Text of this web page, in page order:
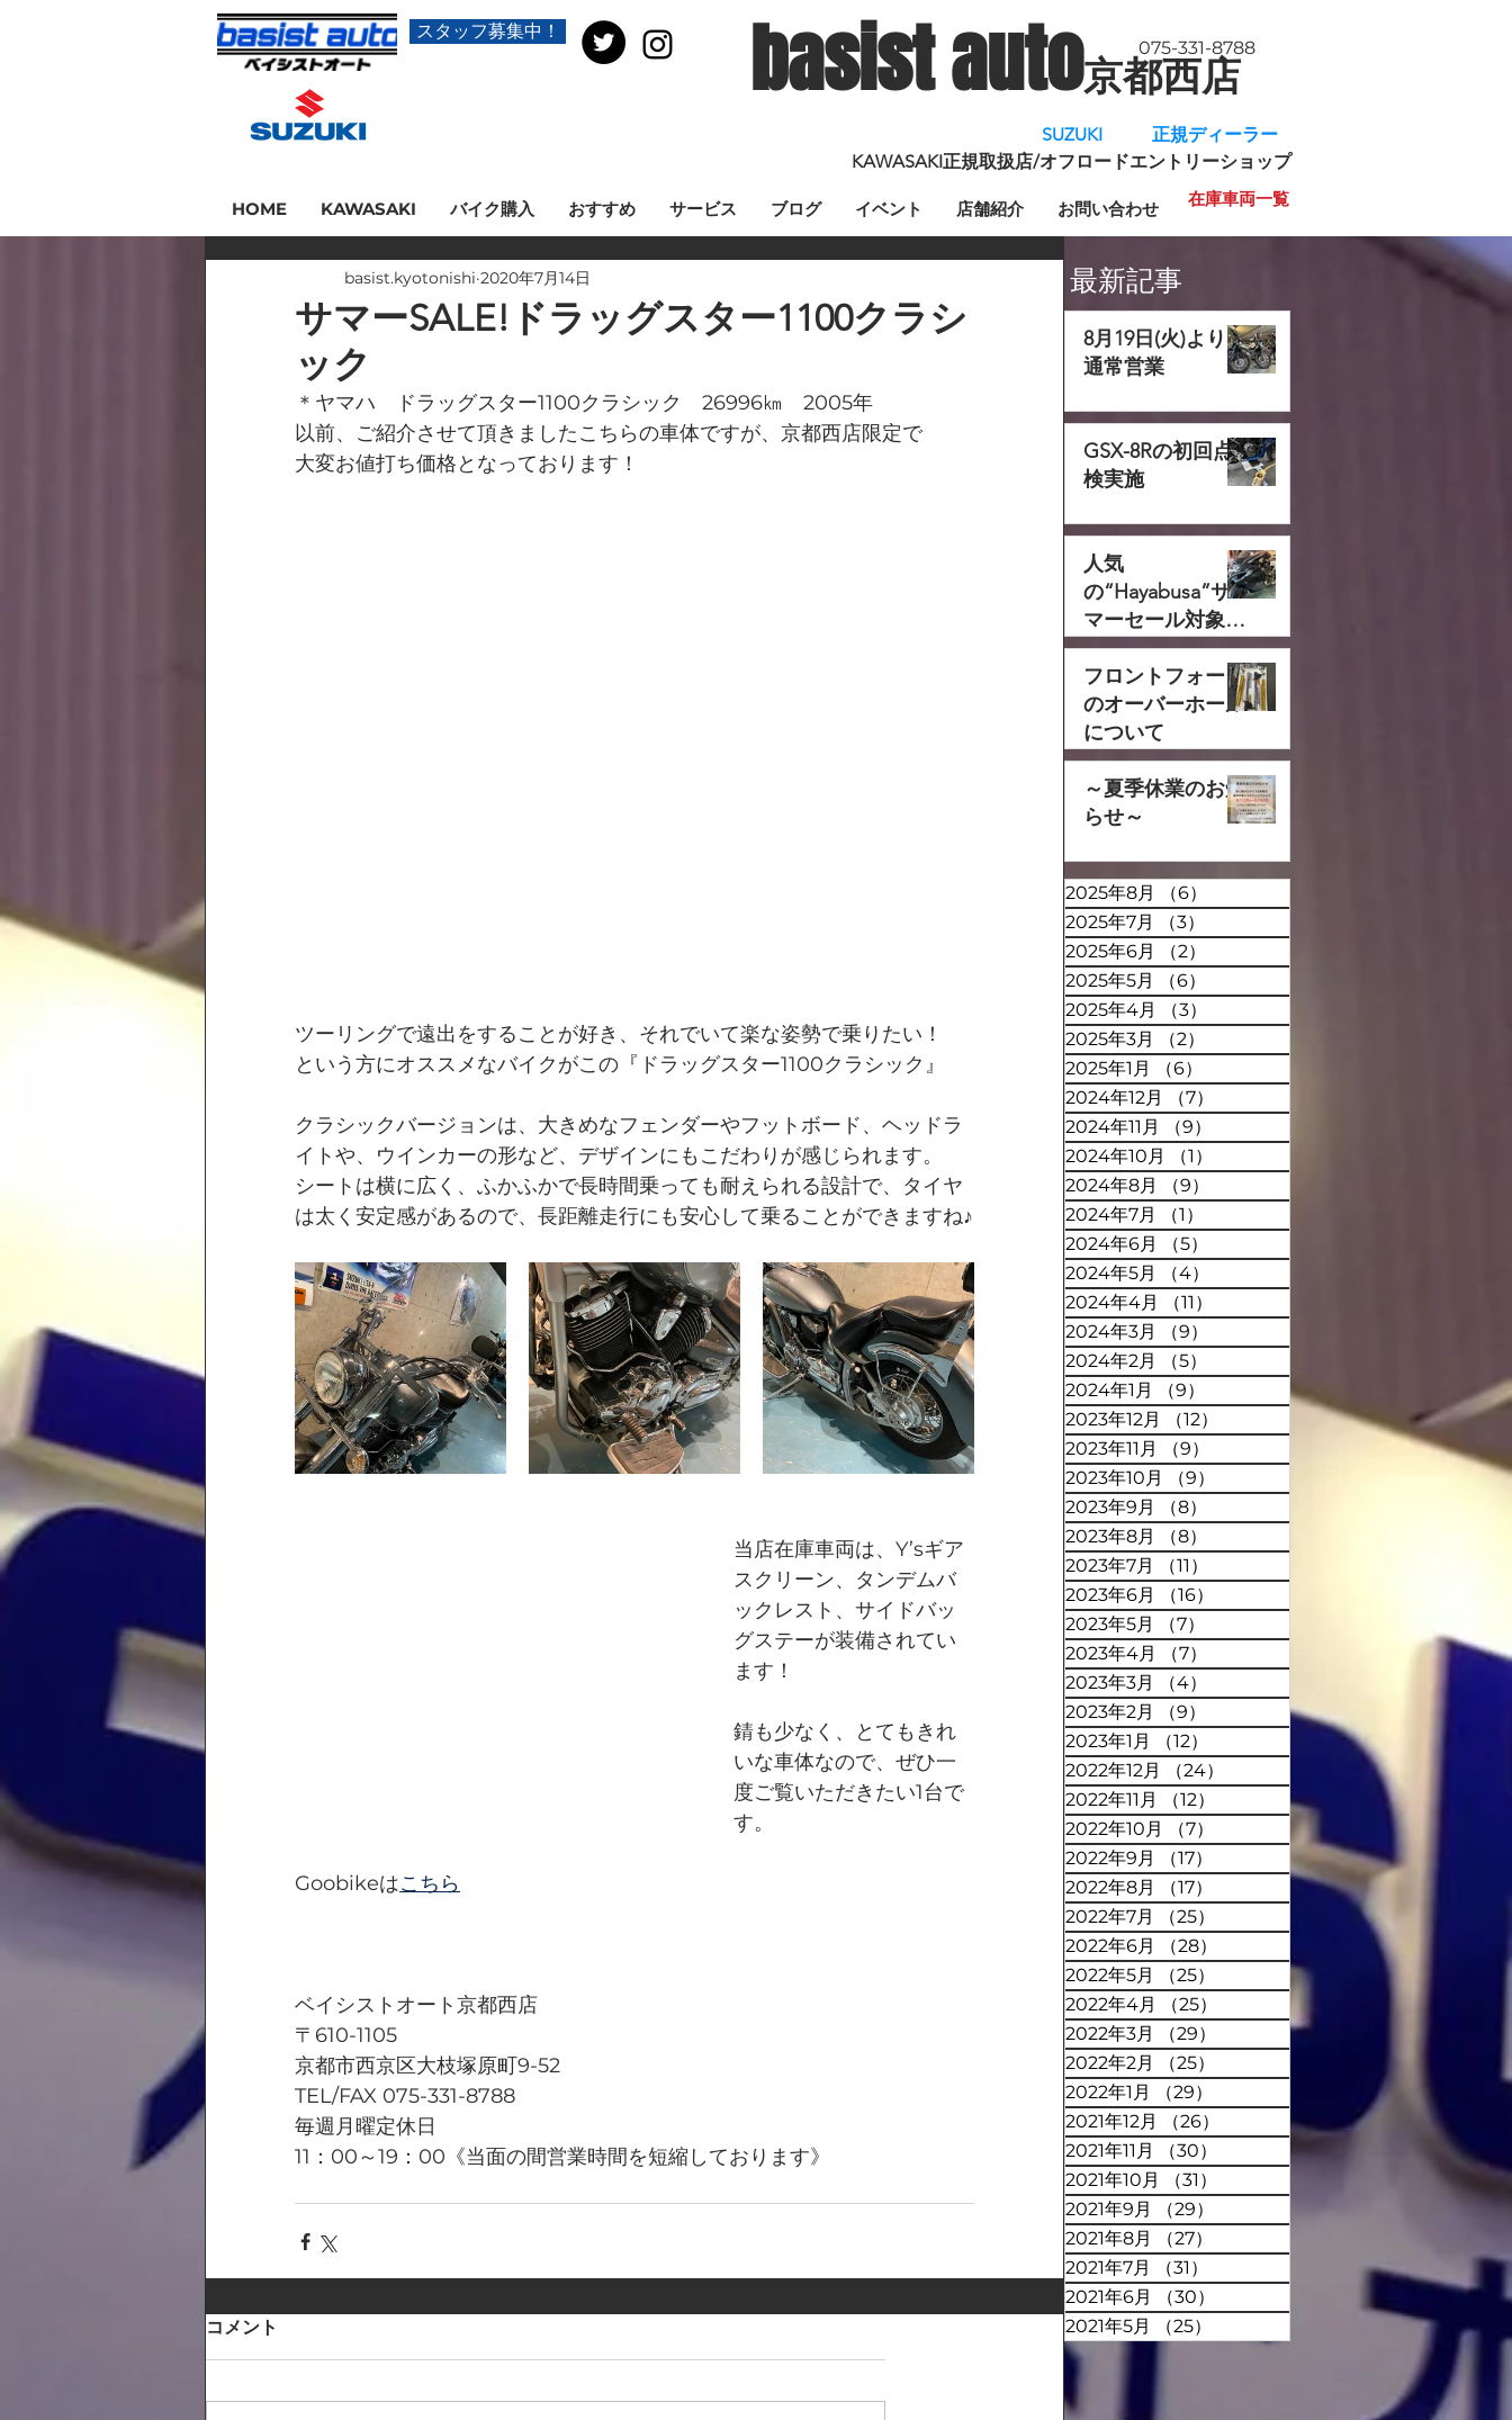
スタッフ募集中！ basist auto京都西店
075-331-8788
SUZUKI 正規ディーラー
KAWASAKI正規取扱店/オフロードエントリーショップ
HOME KAWASAKI バイク購入 おすすめ サービス ブログ イベント 店舗紹介 お問い合わせ 在庫車両一覧
最新記事
8月19日(火)より
通常営業
GSX-8Rの初回点
検実施
人気
の“Hayabusa”サ
マーセール対象で
す‼
フロントフォーク
のオーバーホール
について
～夏季休業のお知
らせ～
2025年8月 （6）
2025年7月
（3）
2025年6月
（2）
2025年5月
（6）
2025年4月
（3）
2025年3月
（2）
2025年1月
（6）
2024年12月
（7）
2024年11月
（9）
2024年10月
（1）
2024年8月
（9）
2024年7月
（1）
2024年6月
（5）
2024年5月
（4）
2024年4月
（11）
2024年3月
（9）
2024年2月
（5）
2024年1月
（9）
2023年12月
（12）
2023年11月
（9）
2023年10月
（9）
2023年9月
（8）
2023年8月
（8）
2023年7月
（11）
2023年6月
（16）
2023年5月
（7）
2023年4月
（7）
2023年3月
（4）
2023年2月
（9）
2023年1月
（12）
2022年12月
（24）
2022年11月
（12）
12件の記事
2022年10月
（7）
7件の記事
2022年9月
（17）
17件の記事
2022年8月
（17）
17件の記事
2022年7月
（25）
2022年6月
（28）
2022年5月
（25）
25件の記事
2022年4月
（25）
25件の記事
2022年3月
（29）
29件の記事
2022年2月
（25）
2022年1月
（29）
2021年12月
（26）
26件の記事
2021年11月
（30）
30件の記事
2021年10月
（31）
2021年9月
（29）
2021年8月
（27）
2021年7月
（31）
2021年6月
（30）
2021年5月
（25）
サマーSALE!ドラッグスター1100クラシ
ック
basist.kyotonishi 2020年7月14日
＊ヤマハ　ドラッグスター1100クラシック　26996㎞　2005年
以前、ご紹介させて頂きましたこちらの車体ですが、京都西店限定で
大変お値打ち価格となっております！
ツーリングで遠出をすることが好き、それでいて楽な姿勢で乗りたい！
という方にオススメなバイクがこの『ドラッグスター1100クラシック』
クラシックバージョンは、大きめなフェンダーやフットボード、ヘッドラ
イトや、ウインカーの形など、デザインにもこだわりが感じられます。
シートは横に広く、ふかふかで長時間乗っても耐えられる設計で、タイヤ
は太く安定感があるので、長距離走行にも安心して乗ることができますね♪
当店在庫車両は、Y’sギア
スクリーン、タンデムバ
ックレスト、サイドバッ
グステーが装備されてい
ます！
錆も少なく、とてもきれ
いな車体なので、ぜひ一
度ご覧いただきたい1台で
す。
Goobikeはこちら
ベイシストオート京都西店
〒610-1105
京都市西京区大枝塚原町9-52
TEL/FAX 075-331-8788
毎週月曜定休日
11：00～19：00《当面の間営業時間を短縮しております》
コメント